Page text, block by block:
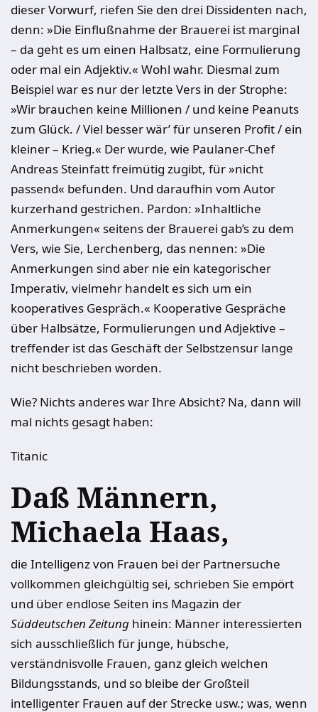
dieser Vorwurf, riefen Sie den drei Dissidenten nach,
denn: »Die Einflußnahme der Brauerei ist marginal
– da geht es um einen Halbsatz, eine Formulierung
oder mal ein Adjektiv.« Wohl wahr. Diesmal zum
Beispiel war es nur der letzte Vers in der Strophe:
»Wir brauchen keine Millionen / und keine Peanuts
zum Glück. / Viel besser wär’ für unseren Profit / ein
kleiner – Krieg.« Der wurde, wie Paulaner-Chef
Andreas Steinfatt freimütig zugibt, für »nicht
passend« befunden. Und daraufhin vom Autor
kurzerhand gestrichen. Pardon: »Inhaltliche
Anmerkungen« seitens der Brauerei gab’s zu dem
Vers, wie Sie, Lerchenberg, das nennen: »Die
Anmerkungen sind aber nie ein kategorischer
Imperativ, vielmehr handelt es sich um ein
kooperatives Gespräch.« Kooperative Gespräche
über Halbsätze, Formulierungen und Adjektive –
treffender ist das Geschäft der Selbstzensur lange
nicht beschrieben worden.
Wie? Nichts anderes war Ihre Absicht? Na, dann will
mal nichts gesagt haben:
Titanic
Daß Männern,
Michaela Haas,
die Intelligenz von Frauen bei der Partnersuche
vollkommen gleichgültig sei, schrieben Sie empört
und über endlose Seiten ins Magazin der
Süddeutschen Zeitung hinein: Männer interessierten
sich ausschließlich für junge, hübsche,
verständnisvolle Frauen, ganz gleich welchen
Bildungsstands, und so bleibe der Großteil
intelligenter Frauen auf der Strecke usw.; was, wenn